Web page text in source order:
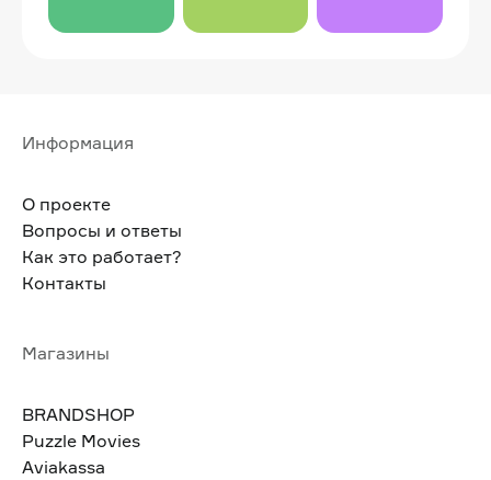
Информация
О проекте
Вопросы и ответы
Как это работает?
Контакты
Магазины
BRANDSHOP
Puzzle Movies
Aviakassa